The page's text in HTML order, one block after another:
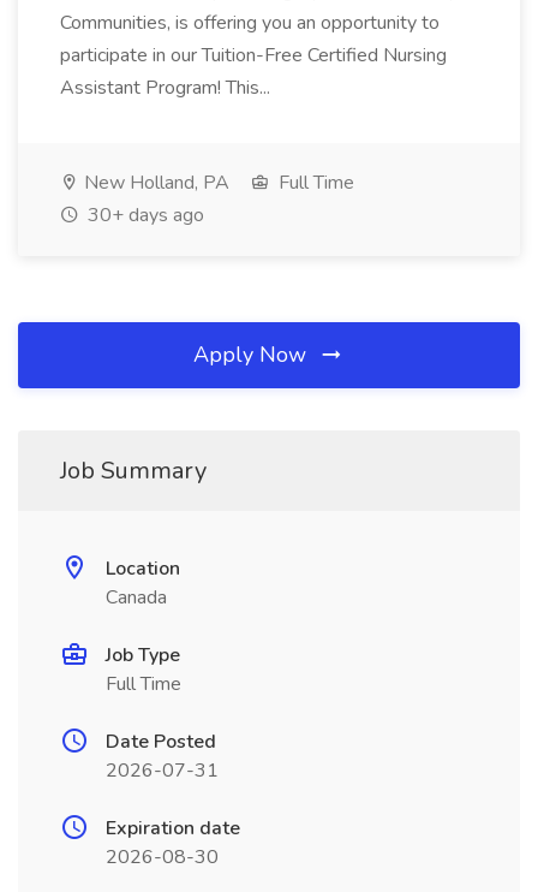
Communities, is offering you an opportunity to
participate in our Tuition-Free Certified Nursing
Assistant Program! This...
New Holland, PA
Full Time
30+ days ago
Apply Now
Job Summary
Location
Canada
Job Type
Full Time
Date Posted
2026-07-31
Expiration date
2026-08-30